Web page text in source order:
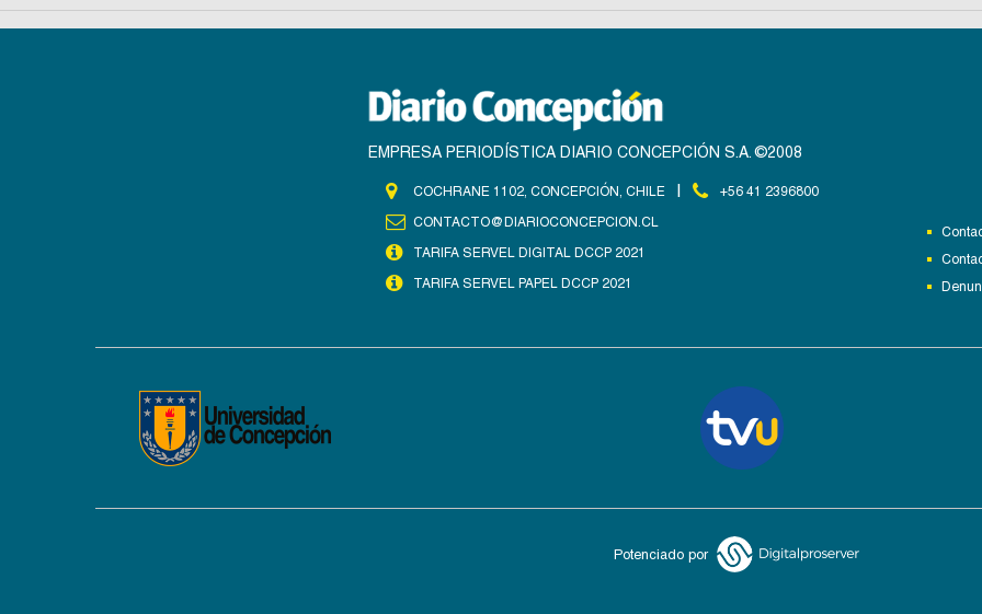
EMPRESA PERIODÍSTICA DIARIO CONCEPCIÓN S.A. ©2008
COCHRANE 1102, CONCEPCIÓN, CHILE
+56 41 2396800
CONTACTO@DIARIOCONCEPCION.CL
TARIFA SERVEL DIGITAL DCCP 2021
TARIFA SERVEL PAPEL DCCP 2021
Potenciado por